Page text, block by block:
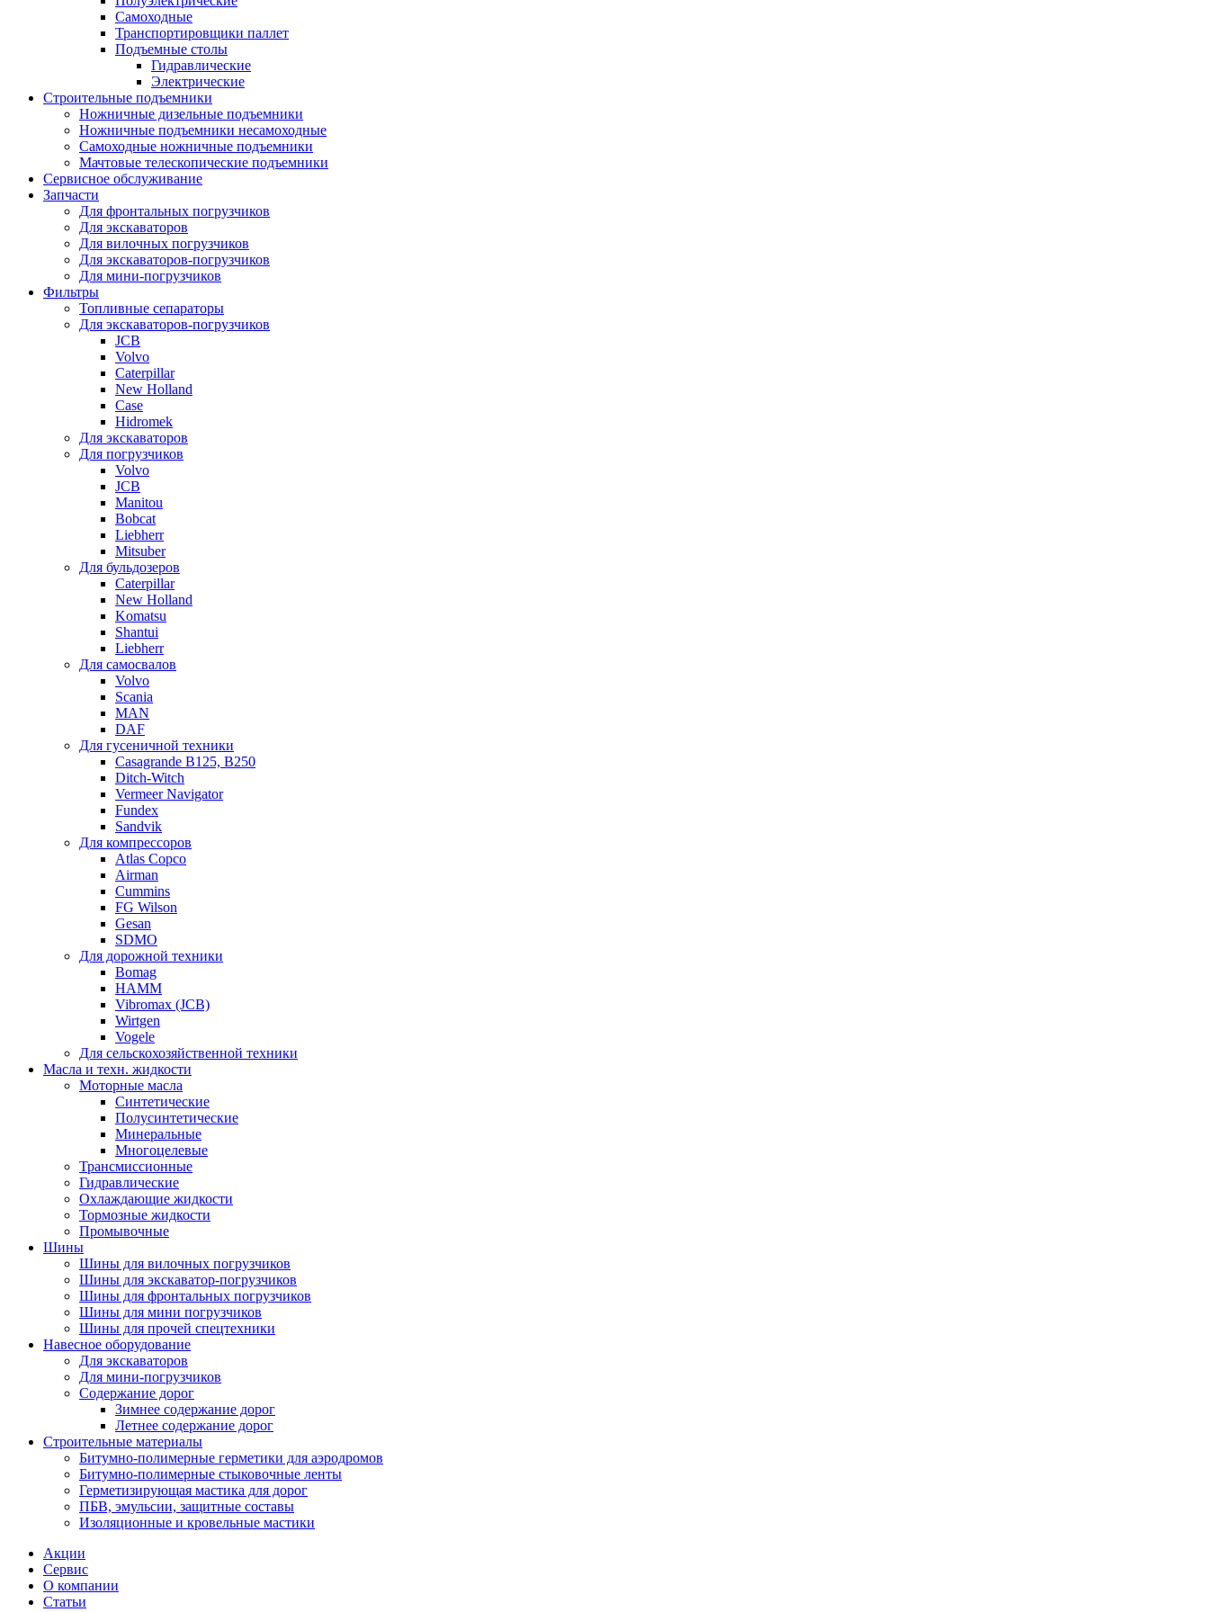
Самоходные
Транспортировщики паллет
Подъемные столы
Гидравлические
Электрические
Строительные подъемники
Ножничные дизельные подъемники
Ножничные подъемники несамоходные
Самоходные ножничные подъемники
Мачтовые телескопические подъемники
Сервисное обслуживание
Запчасти
Для фронтальных погрузчиков
Для экскаваторов
Для вилочных погрузчиков
Для экскаваторов-погрузчиков
Для мини-погрузчиков
Фильтры
Топливные сепараторы
Для экскаваторов-погрузчиков
JCB
Volvo
Caterpillar
New Holland
Case
Hidromek
Для экскаваторов
Для погрузчиков
Volvo
JCB
Manitou
Bobcat
Liebherr
Mitsuber
Для бульдозеров
Caterpillar
New Holland
Komatsu
Shantui
Liebherr
Для самосвалов
Volvo
Scania
MAN
DAF
Для гусеничной техники
Casagrande B125, B250
Ditch-Witch
Vermeer Navigator
Fundex
Sandvik
Для компрессоров
Atlas Copco
Airman
Cummins
FG Wilson
Gesan
SDMO
Для дорожной техники
Bomag
HAMM
Vibromax (JCB)
Wirtgen
Vogele
Для сельскохозяйственной техники
Масла и техн. жидкости
Моторные масла
Синтетические
Полусинтетические
Минеральные
Многоцелевые
Трансмиссионные
Гидравлические
Охлаждающие жидкости
Тормозные жидкости
Промывочные
Шины
Шины для вилочных погрузчиков
Шины для экскаватор-погрузчиков
Шины для фронтальных погрузчиков
Шины для мини погрузчиков
Шины для прочей спецтехники
Навесное оборудование
Для экскаваторов
Для мини-погрузчиков
Содержание дорог
Зимнее содержание дорог
Летнее содержание дорог
Строительные материалы
Битумно-полимерные герметики для аэродромов
Битумно-полимерные стыковочные ленты
Герметизирующая мастика для дорог
ПБВ, эмульсии, защитные составы
Изоляционные и кровельные мастики
Акции
Сервис
О компании
Статьи